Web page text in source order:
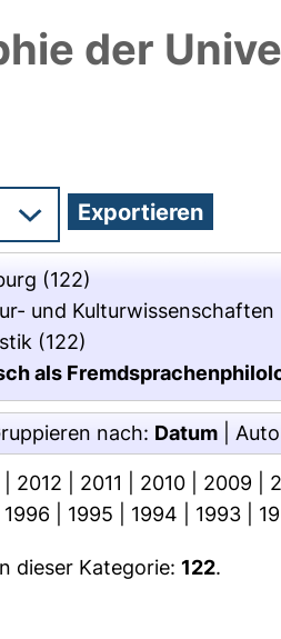
der
(122)
und Kulturwissenschaften
(122)
als
nach: Datum
2012 2011 2010 2009
1996 1995 1994 1993
dieser Kategorie: 122.